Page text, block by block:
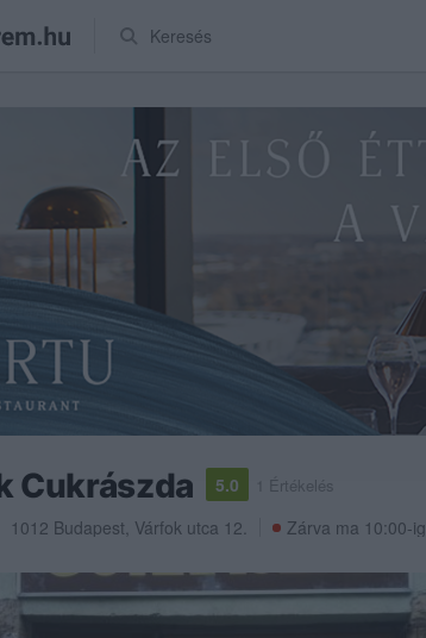
Keresés
Cukrászda 5.0 1 Értékelés
1012 Budapest, Várfok utca 12. Zárva ma 10:00-ig